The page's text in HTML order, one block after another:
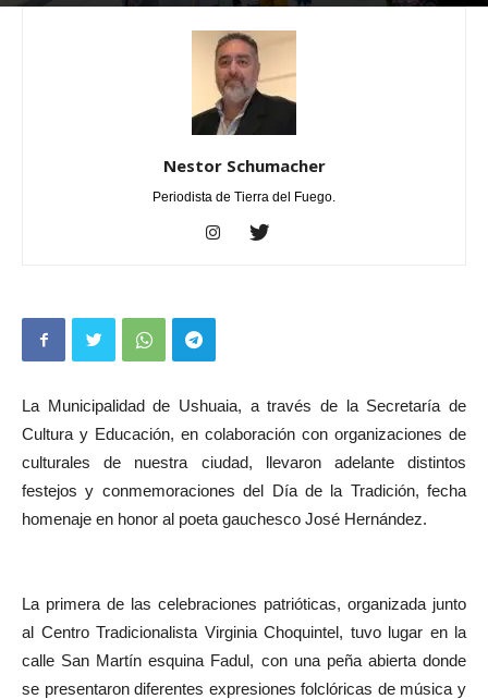
Por Nestor Schumacher - noviembre 12, 2023 0
Nestor Schumacher
Periodista de Tierra del Fuego.
La Municipalidad de Ushuaia, a través de la Secretaría de
Cultura y Educación, en colaboración con organizaciones de
culturales de nuestra ciudad, llevaron adelante distintos
festejos y conmemoraciones del Día de la Tradición, fecha
homenaje en honor al poeta gauchesco José Hernández.
La primera de las celebraciones patrióticas, organizada junto
al Centro Tradicionalista Virginia Choquintel, tuvo lugar en la
calle San Martín esquina Fadul, con una peña abierta donde
se presentaron diferentes expresiones folclóricas de música y